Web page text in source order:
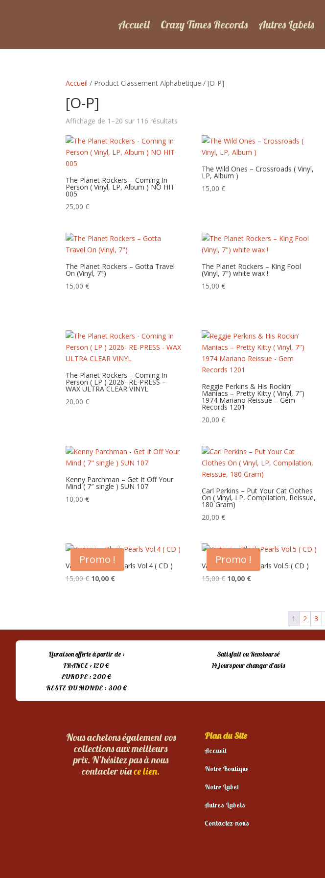
Accueil Crazy Times Records Autres Labels
Accueil / Product Classement Alphabetique / [O-P]
[O-P]
Affichage de 1–20 sur 116 résultats
The Planet Rockers – Coming In
Person ( Vinyl, LP, Album ) NO HIT
005
25,00€
The Wild Ones – Crossroads ( Vinyl,
LP, Album )
15,00€
The Planet Rockers – Gotta Travel
On (Vinyl, 7″)
15,00€
The Planet Rockers – King Fool
(Vinyl, 7″) white wax !
15,00€
The Planet Rockers – Coming In
Person ( LP ) 2026- RE-PRESS –
WAX ULTRA CLEAR VINYL
20,00€
Reggie Perkins & His Rockin’
Maniacs – Pretty Kitty ( Vinyl, 7″)
1974 Mariano Reissue – Gem
Records 1201
20,00€
Kenny Parchman – Get It Off Your
Mind ( 7″ single ) SUN 107
10,00€
Carl Perkins – Put Your Cat Clothes
On ( Vinyl, LP, Compilation, Reissue,
180 Gram)
20,00€
Promo !
Various – Black Pearls Vol.4 ( CD )
15,00€ Le
10,00 €Le
Promo !
Various – Black Pearls Vol.5 ( CD )
15,00€ Le
10,00 €Le
1 2 3
Livraison offerte à partir de :
FRANCE : 120 €
EUROPE : 200 €
RESTE DU MONDE : 300 €
Satisfait ou Remboursé
14 jours pour changer d’avis
Nous achetons également vos
collections aux meilleurs
prix. N’hésitez pas à nous
contacter viace lien.
Plan du Site
Accueil
Notre Boutique
Notre Label
Autres Labels
Contactez-nous